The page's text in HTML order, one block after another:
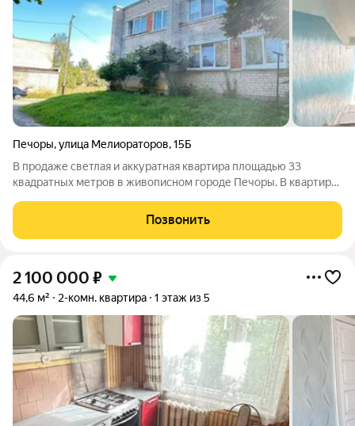
Печоры,улица Мелиораторов,15Б
В продаже светлая и аккуратная квартира площадью 33
квадратных метров в живописном городе Печоры. В квартире
состоянии. Идеальное предложение для тех, кто ценит
комфорт и готов к заселению без
Позвонить
2 100 000 ₽
44,6 м² 2-комн. квартира 1 этаж из 5